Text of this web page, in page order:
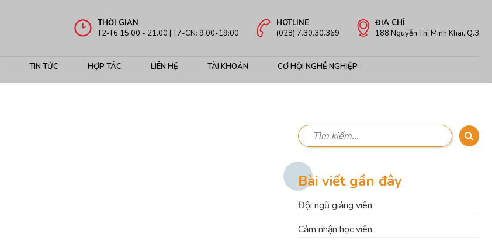
THỜI GIAN
T2-T6 15.00 - 21.00 | T7-CN: 9:00-19:00
HOTLINE
(028) 7.30.30.369
ĐỊA CHỈ
188 Nguyễn Thị Minh Khai, Q.3
TIN TỨC HỢP TÁC LIÊN HỆ TÀI KHOẢN CƠ HỘI NGHỀ NGHIỆP
Bài viết gần đây
Đội ngũ giảng viên
Cảm nhận học viên